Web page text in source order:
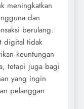
meningkatkan
dan
berulang.
digital tidak
keuntungan
tetapi juga bagi
yang ingin
pelanggan